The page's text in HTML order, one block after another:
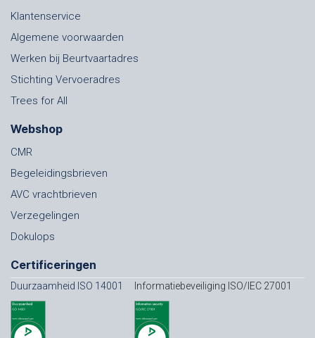
Klantenservice
Algemene voorwaarden
Werken bij Beurtvaartadres
Stichting Vervoeradres
Trees for All
Webshop
CMR
Begeleidingsbrieven
AVC vrachtbrieven
Verzegelingen
Dokulops
Certificeringen
Duurzaamheid ISO 14001 Informatiebeveiliging ISO/IEC 27001